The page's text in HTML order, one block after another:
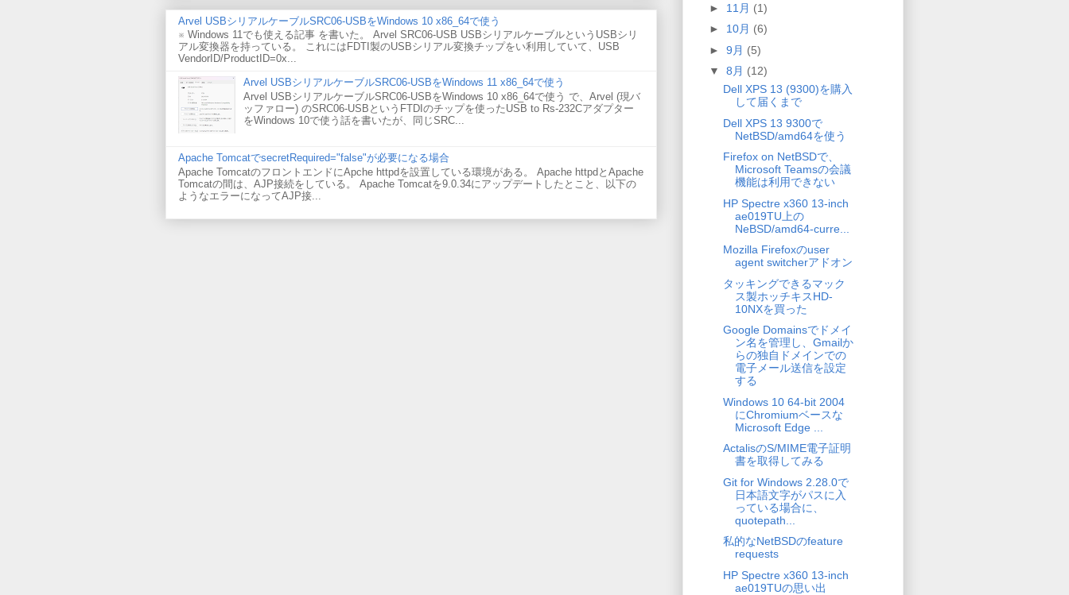
Arvel USBシリアルケーブルSRC06-USBをWindows 10 x86_64で使う
※ Windows 11でも使える記事 を書いた。 Arvel SRC06-USB USBシリアルケーブルというUSBシリ
アル変換器を持っている。 これにはFDTI製のUSBシリアル変換チップをい利用していて、USB
VendorID/ProductID=0x...
Arvel USBシリアルケーブルSRC06-USBをWindows 11 x86_64で使う
Arvel USBシリアルケーブルSRC06-USBをWindows 10 x86_64で使う で、Arvel (現バ
ッファロー) のSRC06-USBというFTDIのチップを使ったUSB to Rs-232Cアダプター
をWindows 10で使う話を書いたが、同じSRC...
Apache TomcatでsecretRequired="false"が必要になる場合
Apache TomcatのフロントエンドにApche httpdを設置している環境がある。 Apache httpdとApache
Tomcatの間は、AJP接続をしている。 Apache Tomcatを9.0.34にアップデートしたとこと、以下の
ようなエラーになってAJP接...
► 11月 (1)
► 10月 (6)
► 9月 (5)
▼ 8月 (12)
Dell XPS 13 (9300)を購入
して届くまで
Dell XPS 13 9300で
NetBSD/amd64を使う
Firefox on NetBSDで、
Microsoft Teamsの会議
機能は利用できない
HP Spectre x360 13-inch
ae019TU上の
NeBSD/amd64-curre...
Mozilla Firefoxのuser
agent switcherアドオン
タッキングできるマック
ス製ホッチキスHD-
10NXを買った
Google Domainsでドメイ
ン名を管理し、Gmailか
らの独自ドメインでの
電子メール送信を設定
する
Windows 10 64-bit 2004
にChromiumベースな
Microsoft Edge ...
ActalisのS/MIME電子証明
書を取得してみる
Git for Windows 2.28.0で
日本語文字がパスに入
っている場合に、
quotepath...
私的なNetBSDのfeature
requests
HP Spectre x360 13-inch
ae019TUの思い出